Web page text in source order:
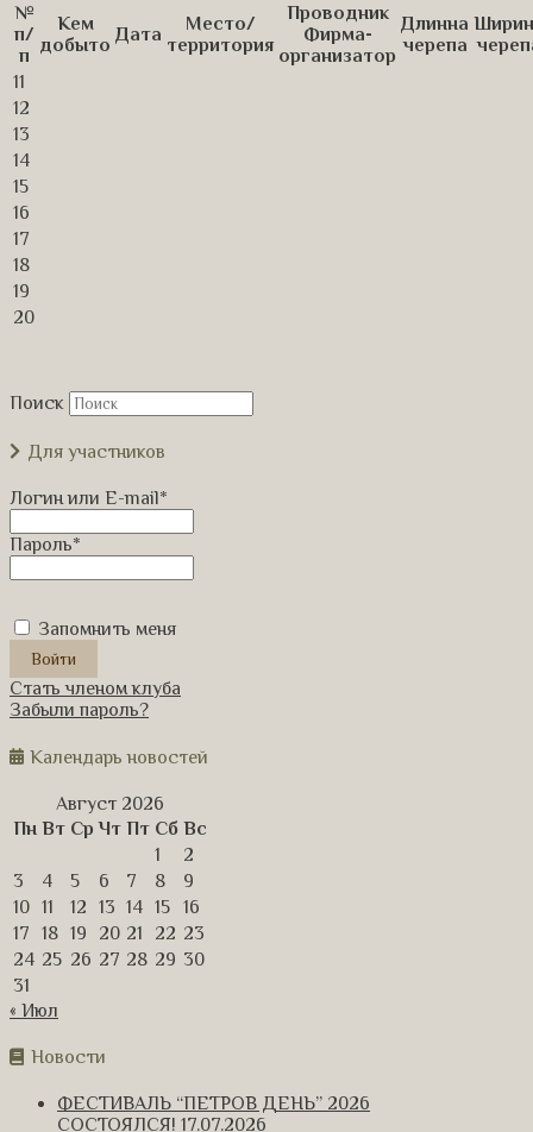
№
п/
п
Кем
добыто Дата
Место/
территория
Проводник
Фирма-
организатор
Длинна
черепа
11
12
13
14
15
16
17
18
19
20
Поиск
Для участников
Логин или E-mail*
Пароль*
Запомнить меня
Стать членом клуба
Забыли пароль?
Календарь новостей
Август 2026
Пн Вт Ср Чт Пт Сб Вс
1
2
3
4 5 6 7 8
9
10 11 12 13 14 15
16
17
18 19 20 21 22 23
24 25 26 27 28 29 30
31
« Июл
Новости
ФЕСТИВАЛЬ “ПЕТРОВ ДЕНЬ” 2026
СОСТОЯЛСЯ! 17.07.2026